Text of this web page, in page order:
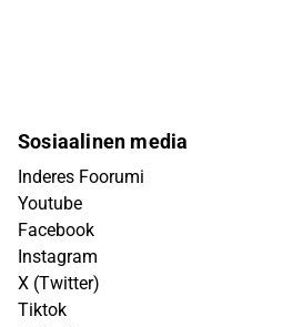
Sosiaalinen media
Inderes Foorumi
Youtube
Facebook
Instagram
X (Twitter)
Tiktok